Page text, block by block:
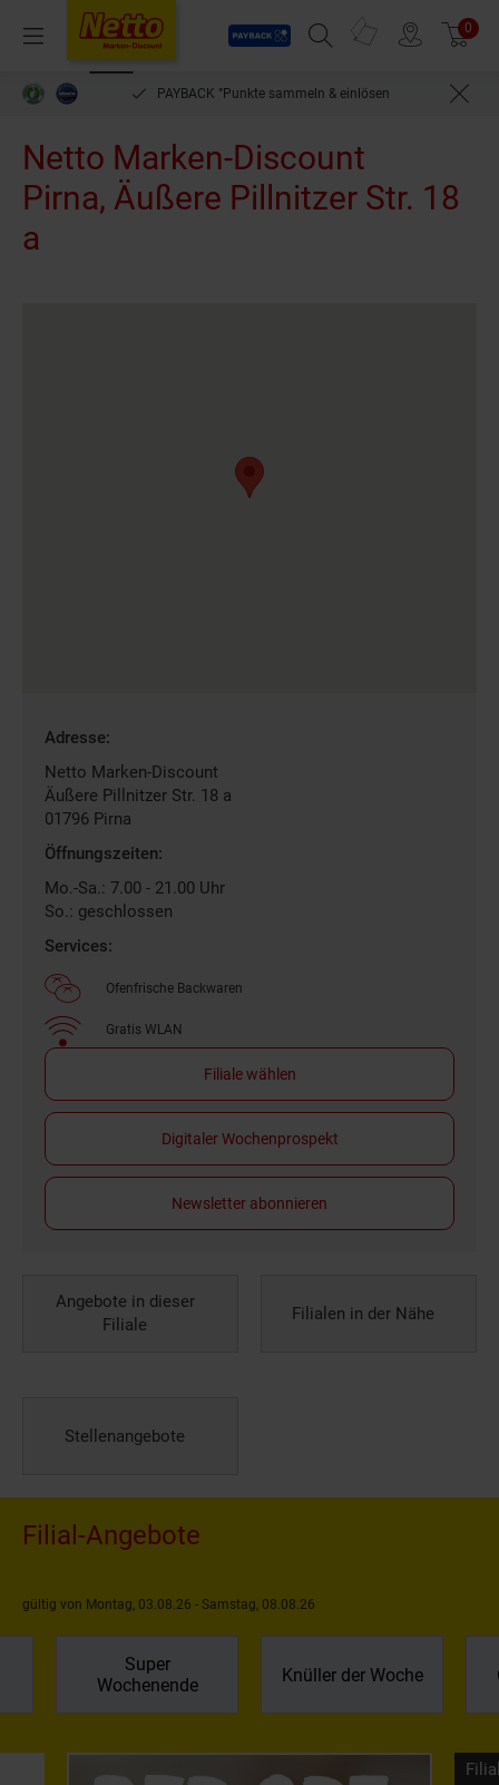
Menü
Payback
Suchfeld einblenden
Prospekte 0
PAYBACK °Punkte sammeln & einlösen
Netto Marken-Discount
Pirna, Äußere Pillnitzer Str. 18
a
Gefundene
Filiale
Adresse:
Netto Marken-Discount
Äußere Pillnitzer Str. 18 a
01796 Pirna
Öffnungszeiten:
Mo.-Sa.: 7.00 - 21.00 Uhr
So.: geschlossen
Services:
Ofenfrische Backwaren
Gratis WLAN
Filiale wählen
Digitaler Wochenprospekt
Newsletter abonnieren
Angebote in dieser
Filiale
Filialen in der Nähe
Stellenangebote
Filial-Angebote
gültig von Montag, 03.08.26 - Samstag, 08.08.26
Super
Wochenende
Knüller der Woche